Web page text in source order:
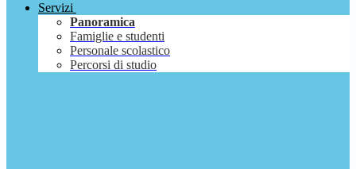
Servizi
Panoramica
Famiglie e studenti
Personale scolastico
Percorsi di studio